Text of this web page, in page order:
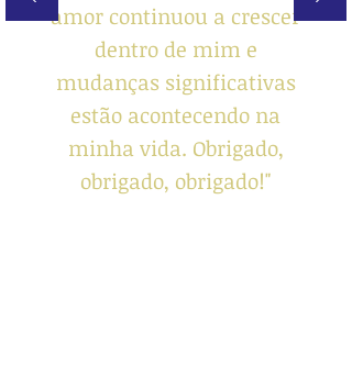
amor continuou a crescer
dentro de mim e
mudanças significativas
estão acontecendo na
minha vida. Obrigado,
obrigado, obrigado!"